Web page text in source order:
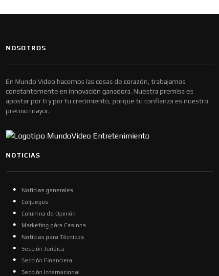
NOSOTROS
En Mundo Video hacemos las cosas de corazón, trabajamos
constantemente en innovación ganadora. Nuestra premisa es
apostar por ti y por tu crecimiento, porque tu confianza es nuestro
premio mayor.
NOTICIAS
Noticias generales
Coljuegos
Columna de Opinión
Marketing pára Casinos
Noticias para Técnicos
Sección Jurídica
Sección Financiera
Sección Internacional